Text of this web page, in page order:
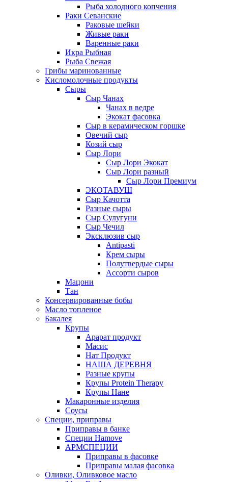
Рыба холодного копчения
Раки Севанские
Раковые шейки
Живые раки
Варенные раки
Икра Рыбная
Рыба Свежая
Грибы маринованные
Кисломолочные продукты
Сыры
Сыр Чанах
Чанах в ведре
Экокат фасовка
Сыр в керамическом горшке
Овечий сыр
Козий сыр
Сыр Лори
Сыр Лори Экокат
Сыр Лори разный
Сыр Лори Премиум
ЭКОТАВУШ
Сыр Качотта
Разные сыры
Сыр Сулугуни
Сыр Чечил
Эксклюзив сыр
Antipasti
Крем сыры
Полутвердые сыры
Ассорти сыров
Мацони
Тан
Консервированные бобы
Масло топленое
Бакалея
Крупы
Арарат продукт
Масис
Нат Продукт
НАША ДЕРЕВНЯ
Разные крупы
Крупы Protein Therapy
Крупы Нане
Макаронные изделия
Соусы
Специи, приправы
Приправы в банке
Специи Hamove
АРМСПЕЦИИ
Приправы в фасовке
Приправы малая фасовка
Оливки, Оливковое масло